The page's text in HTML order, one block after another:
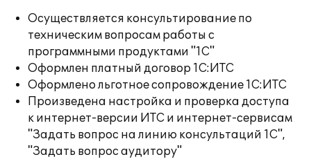
Осуществляется консультирование по
техническим вопросам работы с
программными продуктами "1С"
Оформлен платный договор 1С:ИТС
Оформлено льготное сопровождение 1С:ИТС
Произведена настройка и проверка доступа
к интернет-версии ИТС и интернет-сервисам
"Задать вопрос на линию консультаций 1С",
"Задать вопрос аудитору"